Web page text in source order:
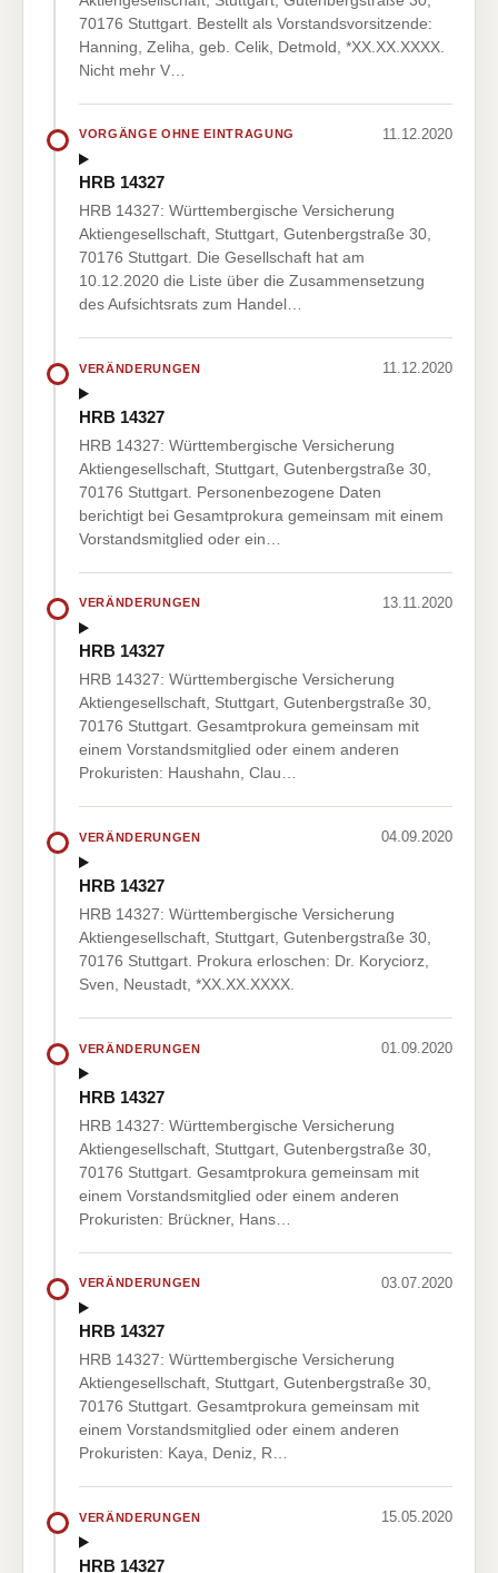
70176 Stuttgart. Bestellt als Vorstandsvorsitzende:
Hanning, Zeliha, geb. Celik, Detmold, *XX.XX.XXXX.
Nicht mehr V…
VORGÄNGE OHNE EINTRAGUNG 11.12.2020
HRB 14327
HRB 14327: Württembergische Versicherung
Aktiengesellschaft, Stuttgart, Gutenbergstraße 30,
70176 Stuttgart. Die Gesellschaft hat am
10.12.2020 die Liste über die Zusammensetzung
des Aufsichtsrats zum Handel…
VERÄNDERUNGEN 11.12.2020
HRB 14327
HRB 14327: Württembergische Versicherung
Aktiengesellschaft, Stuttgart, Gutenbergstraße 30,
70176 Stuttgart. Personenbezogene Daten
berichtigt bei Gesamtprokura gemeinsam mit einem
Vorstandsmitglied oder ein…
VERÄNDERUNGEN 13.11.2020
HRB 14327
HRB 14327: Württembergische Versicherung
Aktiengesellschaft, Stuttgart, Gutenbergstraße 30,
70176 Stuttgart. Gesamtprokura gemeinsam mit
einem Vorstandsmitglied oder einem anderen
Prokuristen: Haushahn, Clau…
VERÄNDERUNGEN 04.09.2020
HRB 14327
HRB 14327: Württembergische Versicherung
Aktiengesellschaft, Stuttgart, Gutenbergstraße 30,
70176 Stuttgart. Prokura erloschen: Dr. Koryciorz,
Sven, Neustadt, *XX.XX.XXXX.
VERÄNDERUNGEN 01.09.2020
HRB 14327
HRB 14327: Württembergische Versicherung
Aktiengesellschaft, Stuttgart, Gutenbergstraße 30,
70176 Stuttgart. Gesamtprokura gemeinsam mit
einem Vorstandsmitglied oder einem anderen
Prokuristen: Brückner, Hans…
VERÄNDERUNGEN 03.07.2020
HRB 14327
HRB 14327: Württembergische Versicherung
Aktiengesellschaft, Stuttgart, Gutenbergstraße 30,
70176 Stuttgart. Gesamtprokura gemeinsam mit
einem Vorstandsmitglied oder einem anderen
Prokuristen: Kaya, Deniz, R…
VERÄNDERUNGEN 15.05.2020
HRB 14327